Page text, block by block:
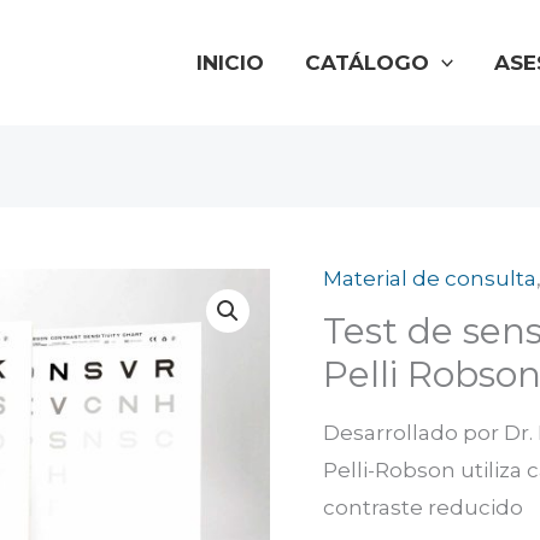
INICIO CATÁLOGO
Material de consulta
Test de
Pelli Robson
Desarrollado por Dr.
Pelli-Robson utiliza
contraste reducido